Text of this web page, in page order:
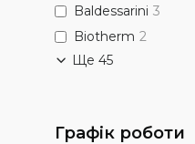
Baldessarini 3
Biotherm 2
Ще 45
Графік роботи